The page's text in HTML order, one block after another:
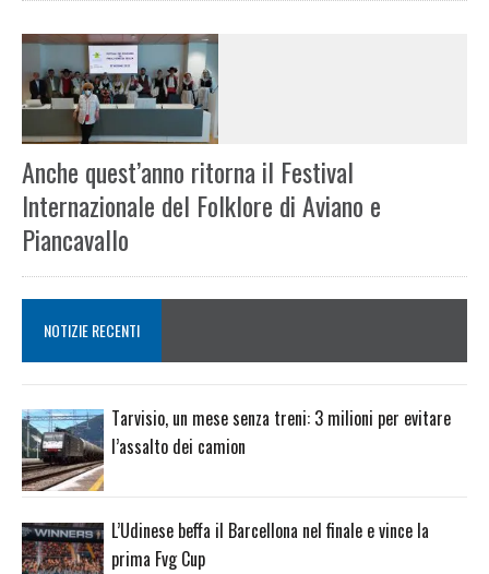
Anche quest’anno ritorna il Festival
Internazionale del Folklore di Aviano e
Piancavallo
NOTIZIE RECENTI
Tarvisio, un mese senza treni: 3 milioni per evitare
l’assalto dei camion
L’Udinese beffa il Barcellona nel finale e vince la
prima Fvg Cup